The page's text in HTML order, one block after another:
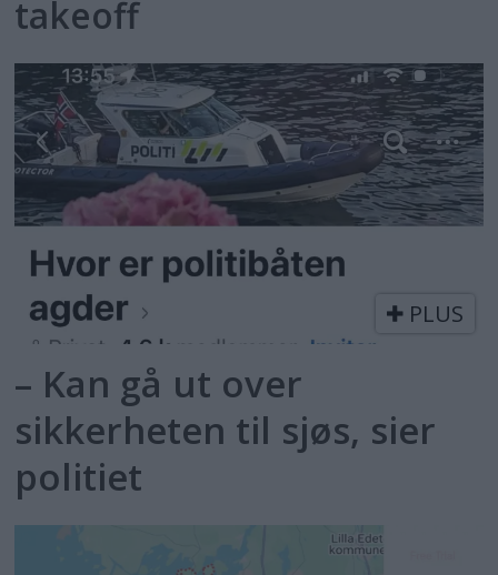
takeoff
PLUS
– Kan gå ut over
sikkerheten til sjøs, sier
politiet